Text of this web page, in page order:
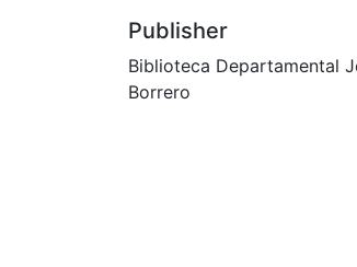
Publisher
Biblioteca Departamental
Borrero